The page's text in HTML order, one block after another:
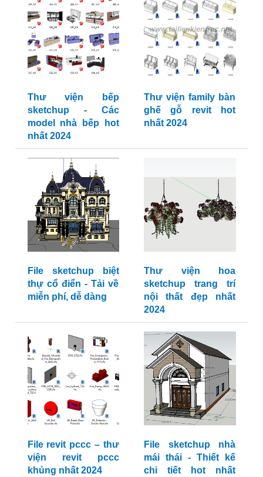
Thư viện bếp
sketchup - Các
model nhà bếp hot
nhất 2024
Thư viện family bàn
ghế gỗ revit hot
nhất 2024
File sketchup biệt
thự cổ điển - Tải về
miễn phí, dễ dàng
Thư viện hoa
sketchup trang trí
nội thất đẹp nhất
2024
File revit pccc – thư
viện revit pccc
khủng nhất 2024
File sketchup nhà
mái thái - Thiết kế
chi tiết hot nhất